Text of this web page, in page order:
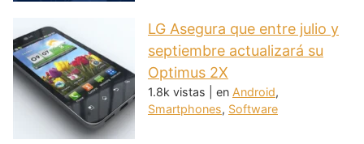
LG Asegura que entre julio y
septiembre actualizará su
Optimus 2X
1.8k vistas en Android,
Smartphones, Software